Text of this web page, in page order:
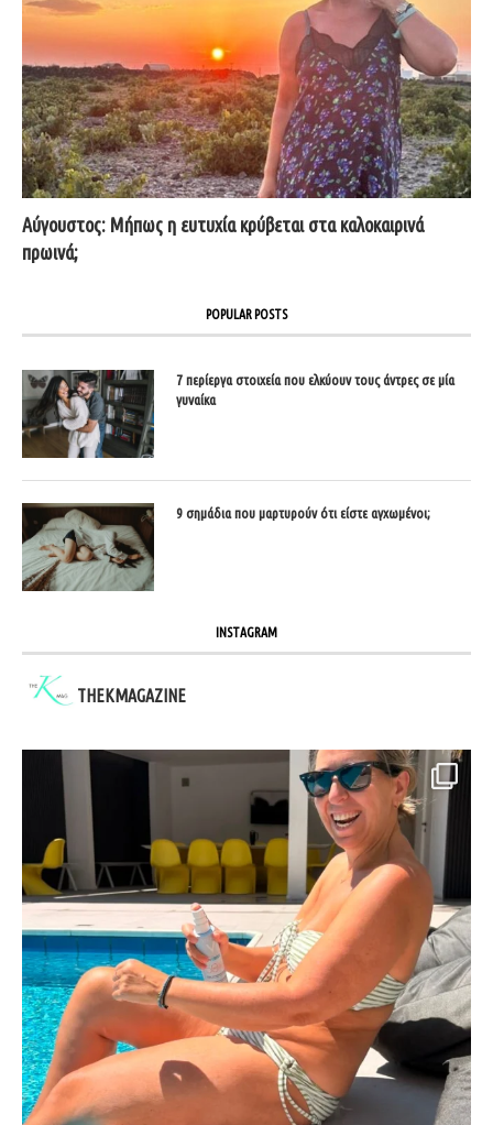
Αύγουστος: Μήπως η ευτυχία κρύβεται στα καλοκαιρινά
πρωινά;
POPULAR POSTS
7 περίεργα στοιχεία που ελκύουν τους άντρες σε μία
γυναίκα
9 σημάδια που μαρτυρούν ότι είστε αγχωμένοι;
INSTAGRAM
THEKMAGAZINE